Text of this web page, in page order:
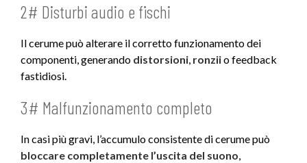
2# Disturbi audio e fischi
Il cerume può alterare il corretto funzionamento dei
componenti, generando distorsioni, ronziio feedback
fastidiosi.
3# Malfunzionamento completo
In casi più gravi, l’accumulo consistente di cerume può
bloccare completamente l’uscita del suono,